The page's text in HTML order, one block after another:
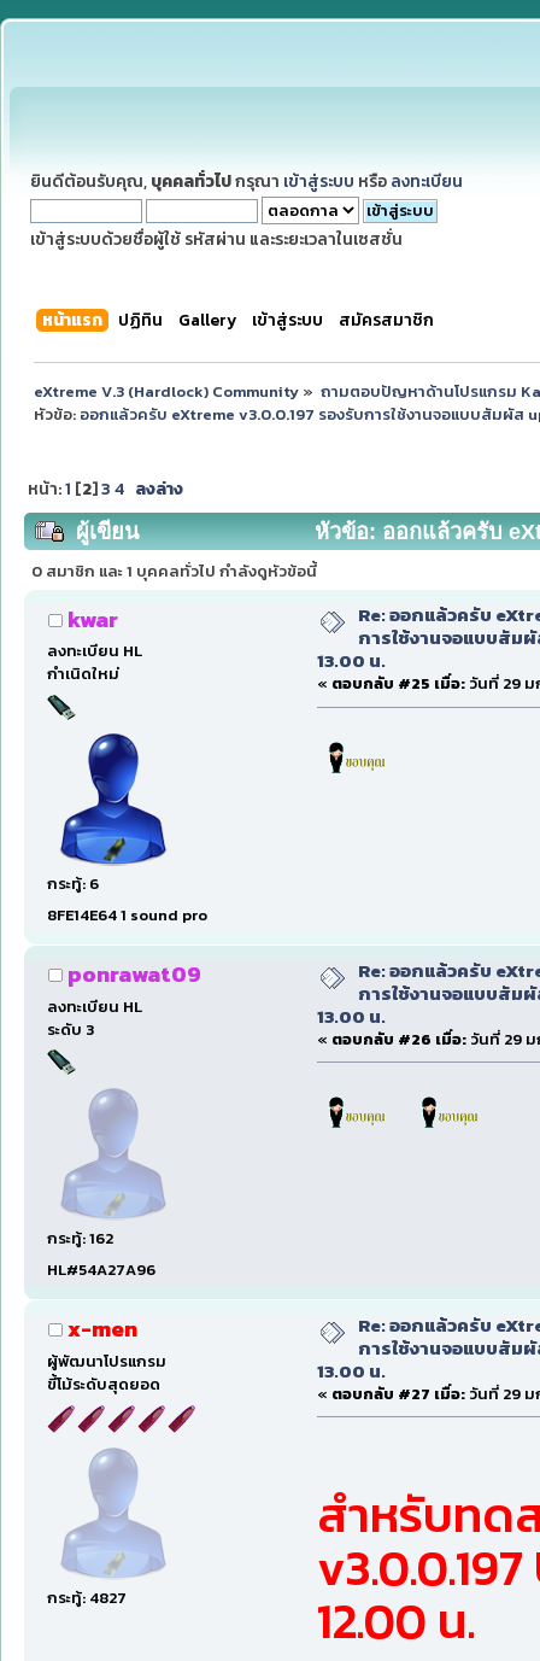
ยินดีต้อนรับคุณ, บุคคลทั่วไปกรุณา เข้าสู่ระบบ หรือ ลงทะเบียน
เข้าสู่ระบบด้วยชื่อผู้ใช้ รหัสผ่าน และระยะเวลาในเซสชั่น
หน้าแรก ปฏิทิน Gallery เข้าสู่ระบบ สมัครสมาชิก
eXtreme V.3 (Hardlock) Community» ถามตอบปัญหาด้านโปรแกรม
หัวข้อ: ออกแล้วครับ eXtreme v3.0.0.197 รองรับการใช้งานจอแบบสัมผัส
หน้า:1 [2]3 4 ลงล่าง
ผู้เขียน
หัวข้อ: ออกแล้วครับ
30 13.00 น. (อ่าน 137292 ครั้ง)
0 สมาชิก และ 1 บุคคลทั่วไป กำลังดูหัวข้อนี้
kwar
ลงทะเบียน HL
กำเนิดใหม่
กระทู้: 6
8FE14E64 1 sound pro
Re: ออกแล้วครับ
การใช้งานจอแบบสัม
13.00 น.
« ตอบกลับ #25 เมื่อ: วันที่ 29 ม
ponrawat09
ลงทะเบียน HL
ระดับ 3
กระทู้: 162
HL#54A27A96
Re: ออกแล้วครับ
การใช้งานจอแบบสัม
13.00 น.
« ตอบกลับ #26 เมื่อ: วันที่ 29 ม
x-men
ผู้พัฒนาโปรแกรม
ขี้โม้ระดับสุดยอด
กระทู้: 4827
Re: ออกแล้วครับ
การใช้งานจอแบบสัม
13.00 น.
« ตอบกลับ #27 เมื่อ: วันที่ 29 ม
สำหรับทด
12.00 น.